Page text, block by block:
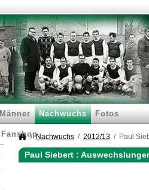
Männer Nachwuchs Fotos
FanshopNachwuchs 2012/13 Paul
Paul Siebert :